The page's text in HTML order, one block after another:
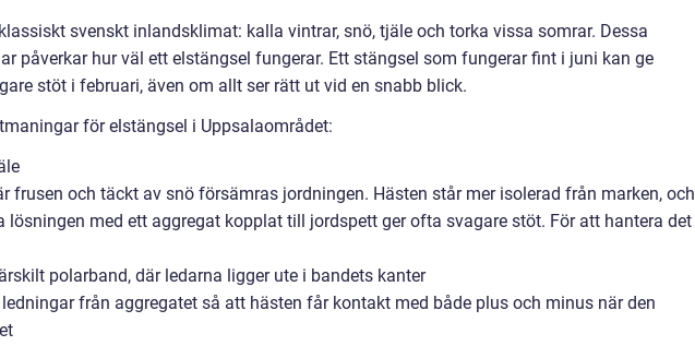
svenskt inlandsklimat: kalla vintrar, snö, tjäle och torka vissa somrar. Dessa
påverkar hur väl ett elstängsel fungerar. Ett stängsel som fungerar fint i juni kan ge
stöt i februari, även om allt ser rätt ut vid en snabb blick.
för elstängsel i Uppsalaområdet:
frusen och täckt av snö försämras jordningen. Hästen står mer isolerad från marken, och
lösningen med ett aggregat kopplat till jordspett ger ofta svagare stöt. För att hantera det
polarband, där ledarna ligger ute i bandets kanter
från aggregatet så att hästen får kontakt med både plus och minus när den